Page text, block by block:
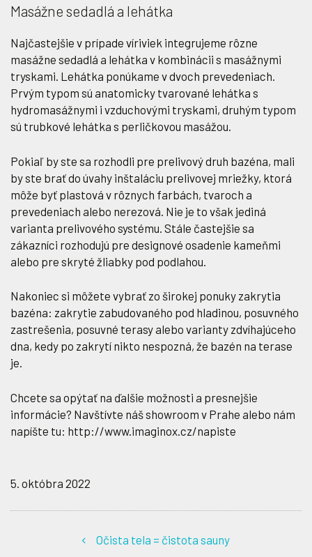
Masážne sedadlá a lehátka
Najčastejšie v prípade víriviek integrujeme rôzne
masážne sedadlá a lehátka v kombinácii s masážnymi
tryskami. Lehátka ponúkame v dvoch prevedeniach.
Prvým typom sú anatomicky tvarované lehátka s
hydromasážnymi i vzduchovými tryskami, druhým typom
sú trubkové lehátka s perličkovou masážou.
Pokiaľ by ste sa rozhodli pre prelivový druh bazéna, mali
by ste brať do úvahy inštaláciu prelivovej mriežky, ktorá
môže byť plastová v rôznych farbách, tvaroch a
prevedeniach alebo nerezová. Nie je to však jediná
varianta prelivového systému. Stále častejšie sa
zákazníci rozhodujú pre designové osadenie kameňmi
alebo pre skryté žliabky pod podlahou.
Nakoniec si môžete vybrať zo širokej ponuky zakrytia
bazéna: zakrytie zabudovaného pod hladinou, posuvného
zastrešenia, posuvné terasy alebo varianty zdvíhajúceho
dna, kedy po zakrytí nikto nespozná, že bazén na terase
je.
Chcete sa opýtať na ďalšie možnosti a presnejšie
informácie? Navštívte náš showroom v Prahe alebo nám
napíšte tu: http://www.imaginox.cz/napiste
5. októbra 2022
Očista tela = čistota sauny